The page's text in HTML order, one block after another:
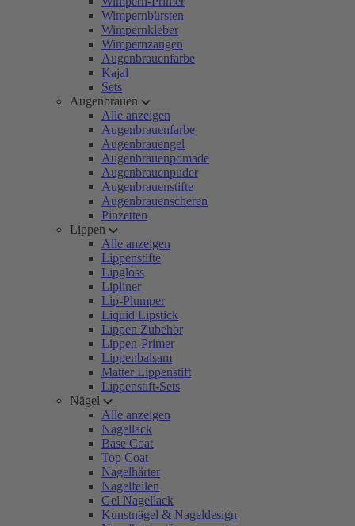
Wimpernbürsten
Wimpernkleber
Wimpernzangen
Augenbrauenfarbe
Kajal
Sets
Augenbrauen
Alle anzeigen
Augenbrauenfarbe
Augenbrauengel
Augenbrauenpomade
Augenbrauenpuder
Augenbrauenstifte
Augenbrauenscheren
Pinzetten
Lippen
Alle anzeigen
Lippenstifte
Lipgloss
Lipliner
Lip-Plumper
Liquid Lipstick
Lippen Zubehör
Lippen-Primer
Lippenbalsam
Matter Lippenstift
Lippenstift-Sets
Nägel
Alle anzeigen
Nagellack
Base Coat
Top Coat
Nagelhärter
Nagelfeilen
Gel Nagellack
Kunstnägel & Nageldesign